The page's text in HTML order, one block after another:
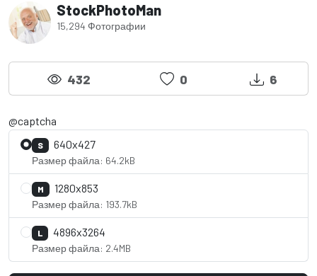
StockPhotoMan
15,294 Фотографии
432 0 6
@captcha
S 640x427
Размер файла: 64.2kB
M 1280x853
Размер файла: 193.7kB
L 4896x3264
Размер файла: 2.4MB